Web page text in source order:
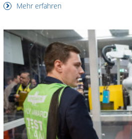
Mehr erfahren